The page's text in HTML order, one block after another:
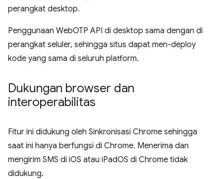
perangkat desktop.
Penggunaan WebOTP API di desktop sama dengan di
perangkat seluler, sehingga situs dapat men-deploy
kode yang sama di seluruh platform.
Dukungan browser dan
interoperabilitas
Fitur ini didukung oleh Sinkronisasi Chrome sehingga
saat ini hanya berfungsi di Chrome. Menerima dan
mengirim SMS di iOS atau iPadOS di Chrome tidak
didukung.